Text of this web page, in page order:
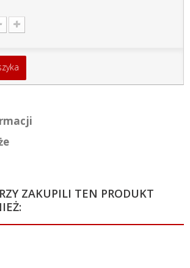
ZAKUPILI TEN PRODUKT